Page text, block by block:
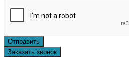
Отправить
Заказать звонок